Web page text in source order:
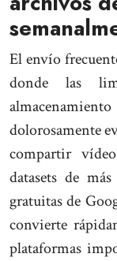
El envío
donde las
dolorosamente
compartir
datasets de
gratuitas de
convierte
plataformas